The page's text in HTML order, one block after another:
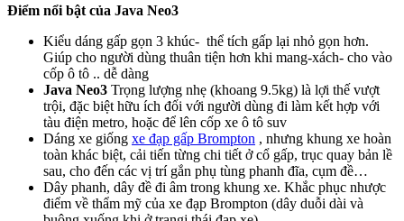
Điểm nổi bật của Java Neo3
Kiểu dáng gấp gọn 3 khúc- thể tích gấp lại nhỏ gọn hơn.
Giúp cho người dùng thuân tiện hơn khi mang-xách- cho vào
cốp ô tô .. dễ dàng
Java Neo3 Trọng lượng nhẹ (khoang 9.5kg) là lợi thế vượt
trội, đặc biệt hữu ích đối với người dùng đi làm kết hợp với
tàu điện metro, hoặc để lên cốp xe ô tô suv
Dáng xe giống xe đạp gấp Brompton , nhưng khung xe hoàn
toàn khác biệt, cải tiến từng chi tiết ở cổ gấp, trục quay bản lề
sau, cho đến các vị trí gắn phụ tùng phanh đĩa, cụm đề…
Dây phanh, dây đề đi âm trong khung xe. Khắc phục nhược
điểm về thẩm mỹ của xe đạp Brompton (dây duỗi dài và